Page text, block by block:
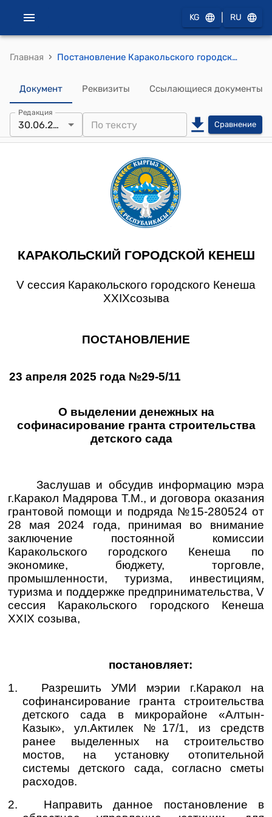
KG RU
Главная › Постановление Каракольского городского кенеша "О выделении денежных на софинасирование гранта строительства детского сада"
Документ Реквизиты Ссылающиеся документы
Редакция
30.06.2025 Сравнение